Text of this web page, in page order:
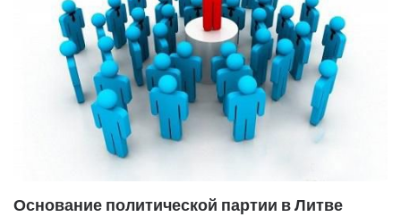
Основание политической партии в Литве